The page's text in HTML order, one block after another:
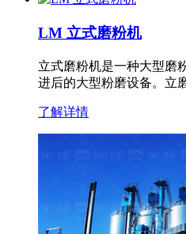
LM 立式磨粉机
立式磨粉机是一种大型磨
进后的大型粉磨设备。立
了解详情